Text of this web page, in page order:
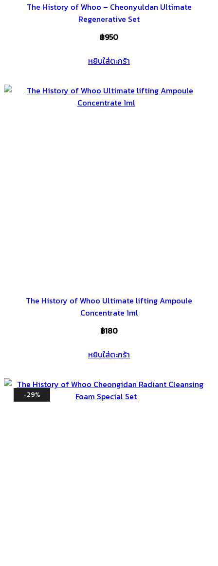
The History of Whoo – Cheonyuldan Ultimate
Regenerative Set
฿950
หยิบใส่ตะกร้า
The History of Whoo Ultimate lifting Ampoule
Concentrate 1ml
฿180
หยิบใส่ตะกร้า
-29%